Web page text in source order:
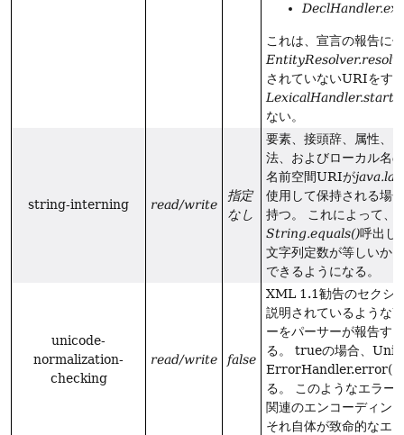
これは、宣言の報告に
されていないURIをす
ない。
string-interning read/write
指定
なし
要素、接頭辞、属性、
法、およびローカル名
名前空間URIが
使用して保持される場
持つ。
これによって、
String.equals()呼出し
文字列定数が等しいか
できるようになる。
unicode-
normalization-
checking
read/write false
XML 1.1勧告のセクシ
説明されているような
ーをパーサーが報告す
る。
trueの場合、
ErrorHandler.error()
る。
このようなエラ
関連のエンコーディン
それ自体が致命的なエ